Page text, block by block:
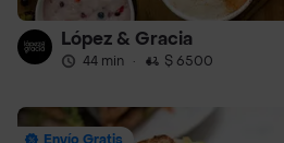
López & Gracia
44 min · $ 6500